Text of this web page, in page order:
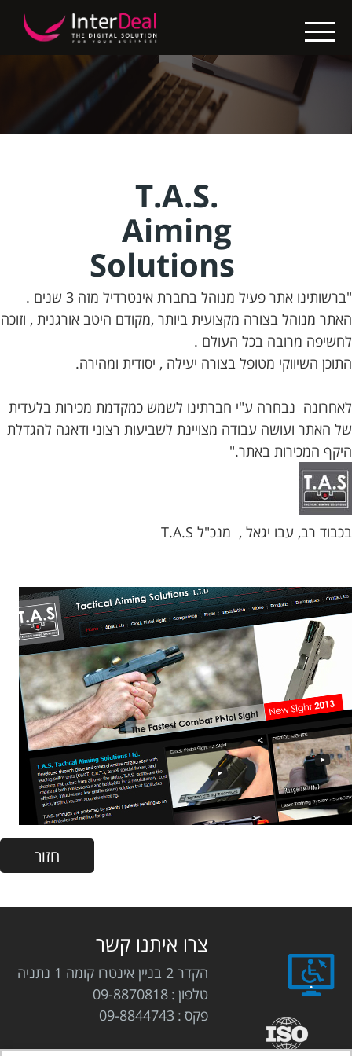
X
בין
לקוחותינו
בניית
נגישות
אתרים
בלוג
אודותינו
צור
קשר
T.A.S.
Aiming
Solutions
"ברשותינו אתר פעיל מנוהל בחברת אינטרדיל מזה 3 שנים .
האתר מנוהל בצורה מקצועית ביותר ,מקודם היטב אורגנית , וזוכה
לחשיפה מרובה בכל העולם .
התוכן השיווקי מטופל בצורה יעילה , יסודית ומהירה.
לאחרונה נבחרה ע"י חברתינו לשמש כמקדמת מכירות בלעדית
של האתר ועושה עבודה מצויינת לשביעות רצוני ודאגה להגדלת
היקף המכירות באתר."
בכבוד רב, עבו יגאל , מנכ"ל T.A.S
צרו איתנו קשר
הקדר 2 בניין אינטרו קומה 1 נתניה
טלפון 09-8870818
פקס 09-8844743